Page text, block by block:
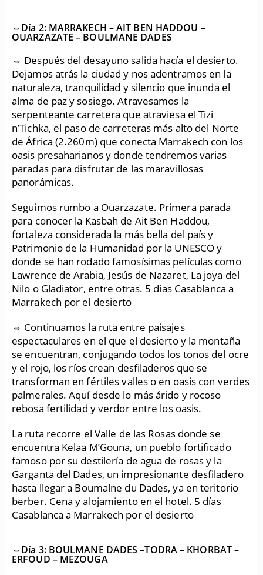
⇔Día 2: MARRAKECH – AIT BEN HADDOU –
OUARZAZATE – BOULMANE DADES
⇔ Después del desayuno salida hacía el desierto.
Dejamos atrás la ciudad y nos adentramos en la
naturaleza, tranquilidad y silencio que inunda el
alma de paz y sosiego. Atravesamos la
serpenteante carretera que atraviesa el Tizi
n’Tichka, el paso de carreteras más alto del Norte
de África (2.260m) que conecta Marrakech con los
oasis presaharianos y donde tendremos varias
paradas para disfrutar de las maravillosas
panorámicas.
Seguimos rumbo a Ouarzazate. Primera parada
para conocer la Kasbah de Ait Ben Haddou,
fortaleza considerada la más bella del país y
Patrimonio de la Humanidad por la UNESCO y
donde se han rodado famosísimas películas como
Lawrence de Arabia, Jesús de Nazaret, La joya del
Nilo o Gladiator, entre otras. 5 días Casablanca a
Marrakech por el desierto
⇔ Continuamos la ruta entre paisajes
espectaculares en el que el desierto y la montaña
se encuentran, conjugando todos los tonos del ocre
y el rojo, los ríos crean desfiladeros que se
transforman en fértiles valles o en oasis con verdes
palmerales. Aquí desde lo más árido y rocoso
rebosa fertilidad y verdor entre los oasis.
La ruta recorre el Valle de las Rosas donde se
encuentra Kelaa M’Gouna, un pueblo fortificado
famoso por su destilería de agua de rosas y la
Garganta del Dades, un impresionante desfiladero
hasta llegar a Boumalne du Dades, ya en teritorio
berber. Cena y alojamiento en el hotel. 5 días
Casablanca a Marrakech por el desierto
⇔Día 3: BOULMANE DADES –TODRA – KHORBAT –
ERFOUD – MEZOUGA